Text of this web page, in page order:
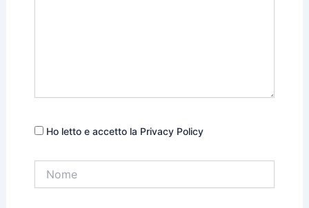
Ho letto e accetto la Privacy Policy